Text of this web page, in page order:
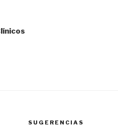
SUGERENCIAS